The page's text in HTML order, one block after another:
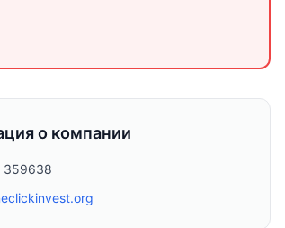
о компании
359638